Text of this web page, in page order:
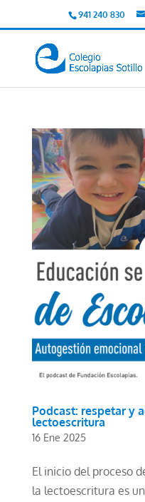
941 240 830
Podcast: respetar y
lectoescritura
16 Ene 2025
El inicio del proceso
la lectoescritura es